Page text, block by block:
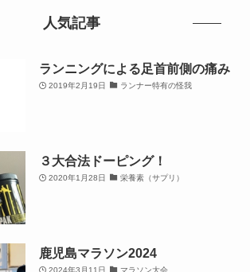
人気記事
ランニングによる足首前側の痛み
2019年2月19日 ランナー特有の怪我
３大合法ドーピング！
2020年1月28日 栄養素（サプリ）
鹿児島マラソン2024
2024年3月11日 マラソン大会